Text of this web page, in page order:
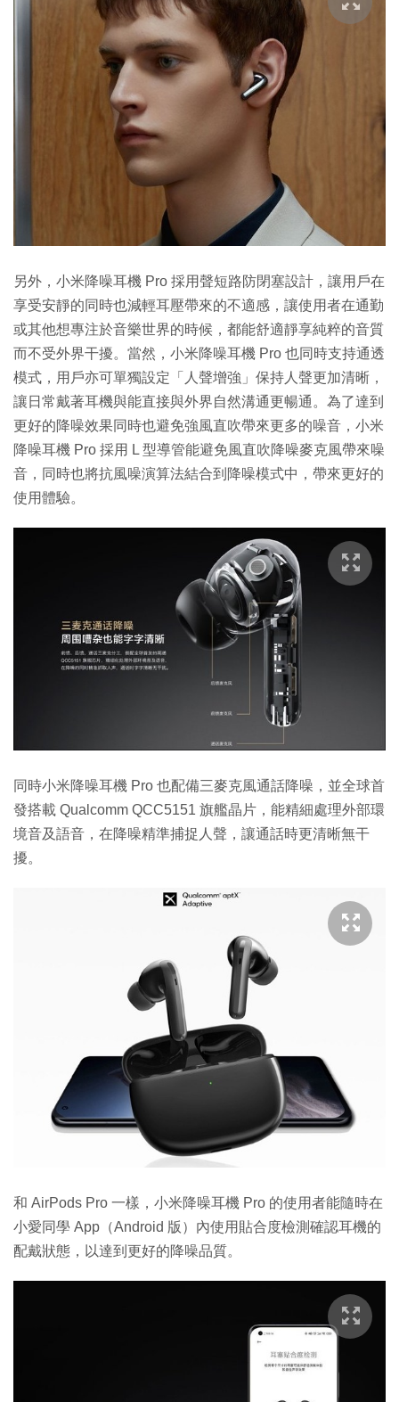
另外，小米降噪耳機 Pro 採用聲短路防閉塞設計，讓用戶在
享受安靜的同時也減輕耳壓帶來的不適感，讓使用者在通勤
或其他想專注於音樂世界的時候，都能舒適靜享純粹的音質
而不受外界干擾。當然，小米降噪耳機 Pro 也同時支持通透
模式，用戶亦可單獨設定「人聲增強」保持人聲更加清晰，
讓日常戴著耳機與能直接與外界自然溝通更暢通。為了達到
更好的降噪效果同時也避免強風直吹帶來更多的噪音，小米
降噪耳機 Pro 採用 L 型導管能避免風直吹降噪麥克風帶來噪
音，同時也將抗風噪演算法結合到降噪模式中，帶來更好的
使用體驗。
同時小米降噪耳機 Pro 也配備三麥克風通話降噪，並全球首
發搭載 Qualcomm QCC5151 旗艦晶片，能精細處理外部環
境音及語音，在降噪精準捕捉人聲，讓通話時更清晰無干
擾。
和 AirPods Pro 一樣，小米降噪耳機 Pro 的使用者能隨時在
小愛同學 App（Android 版）內使用貼合度檢測確認耳機的
配戴狀態，以達到更好的降噪品質。